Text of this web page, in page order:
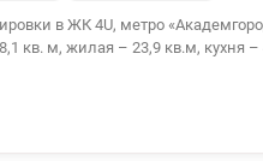
в ЖК 4U, метро